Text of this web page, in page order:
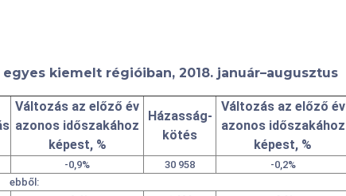
kiemelt régióiban, 2018. január–augusztus
Változás az előző év
azonos időszakához
képest, %
Házasság-
kötés
Változás az előző év
azonos időszakához
képest, %
-0,9% 30 958
-0,2%
ebből: